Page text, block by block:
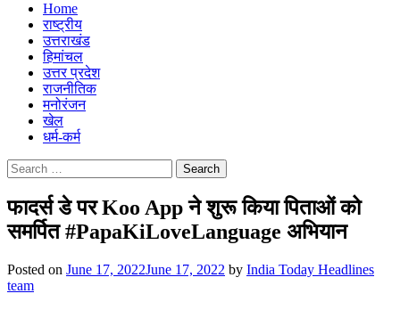
Home
राष्ट्रीय
उत्तराखंड
हिमांचल
उत्तर प्रदेश
राजनीतिक
मनोरंजन
खेल
धर्म-कर्म
Search
for:
फादर्स डे पर Koo App ने शुरू किया पिताओं को
समर्पित #PapaKiLoveLanguage अभियान
Posted on June 17, 2022June 17, 2022 by India Today Headlines
team